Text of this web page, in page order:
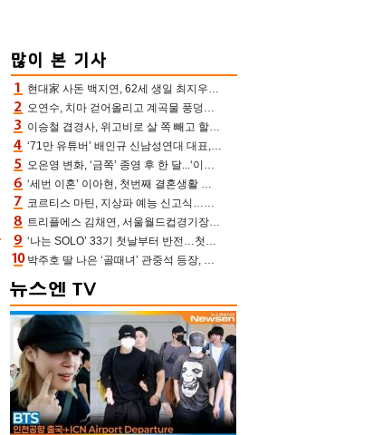
현대家 사돈 백지연, 62세 생일 최지우와 “올해도 함께” 이영애 신애라도 축하
오연수, 치마 걷어올리고 계곡물 풍덩‥무더위 잊은 제주 휴가
이승철 겹경사, 위고비로 살 쪽 빼고 할아버지 된다‥마음으로 낳은 딸 임신 자랑(유퀴즈)
‘71만 유튜버’ 배인규 신남성연대 대표, 오늘(5일) 숨진 채 발견…향년 36세
오은영 변화, ‘금쪽’ 종영 후 한 달...‘이것’ 끊고 살 뺀 모습 포착 “날씬하다!”
‘세번 이혼’ 이아현, 첫번째 결혼생활 떠올리며 눈물 “첫 남편에 미안해”(새롭게하소서)
코르티스 마틴, 지상파 예능 신고식…저작권 지분 분배 방식까지 공개(라스)
트리플에스 김채연, 서울월드컵경기장에 뜬 맨시티 여신 [포토엔HD]
‘나는 SOLO’ 33기 첫날부터 반전…첫인상 0표 영호, 호감남 급부상
박주호 딸 나은 ‘골때녀’ 관중석 등장, 김민재 복제인간 보고 혼란 [결정적장면]